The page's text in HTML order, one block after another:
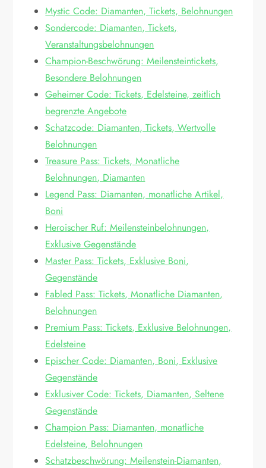
Mystic Code: Diamanten, Tickets, Belohnungen
Sondercode: Diamanten, Tickets,
Veranstaltungsbelohnungen
Champion-Beschwörung: Meilensteintickets,
Besondere Belohnungen
Geheimer Code: Tickets, Edelsteine, zeitlich
begrenzte Angebote
Schatzcode: Diamanten, Tickets, Wertvolle
Belohnungen
Treasure Pass: Tickets, Monatliche
Belohnungen, Diamanten
Legend Pass: Diamanten, monatliche Artikel,
Boni
Heroischer Ruf: Meilensteinbelohnungen,
Exklusive Gegenstände
Master Pass: Tickets, Exklusive Boni,
Gegenstände
Fabled Pass: Tickets, Monatliche Diamanten,
Belohnungen
Premium Pass: Tickets, Exklusive Belohnungen,
Edelsteine
Epischer Code: Diamanten, Boni, Exklusive
Gegenstände
Exklusiver Code: Tickets, Diamanten, Seltene
Gegenstände
Champion Pass: Diamanten, monatliche
Edelsteine, Belohnungen
Schatzbeschwörung: Meilenstein-Diamanten,